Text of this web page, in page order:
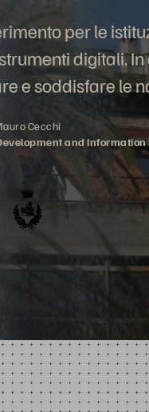
per le
digitali. In
e soddisfare le
Cecchi
and Information